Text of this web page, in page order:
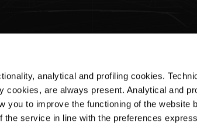
analytical and profiling cookies.
cookies, are always present. Analytical and
you to improve the functioning of the website
the service in line with the preferences
Assistenza clienti
Shipments & Delivery
Returns & Refunds